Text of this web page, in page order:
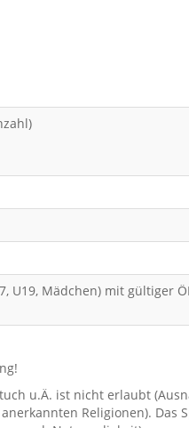
U19, Mädchen) mit gültiger
u.Ä. ist nicht erlaubt
Religionen). Das